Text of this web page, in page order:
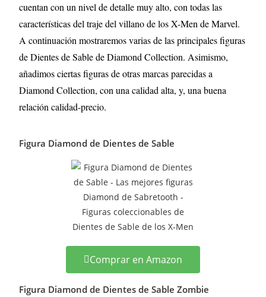
cuentan con un nivel de detalle muy alto, con todas las
características del traje del villano de los X-Men de Marvel.
A continuación mostraremos varias de las principales figuras
de Dientes de Sablede Diamond Collection. Asimismo,
añadimos ciertas figuras de otras marcas parecidas a
Diamond Collection, con una calidad alta, y, una buena
relación calidad-precio.
Figura Diamond de Dientes de Sable
Comprar en Amazon
Figura Diamond de Dientes de Sable Zombie